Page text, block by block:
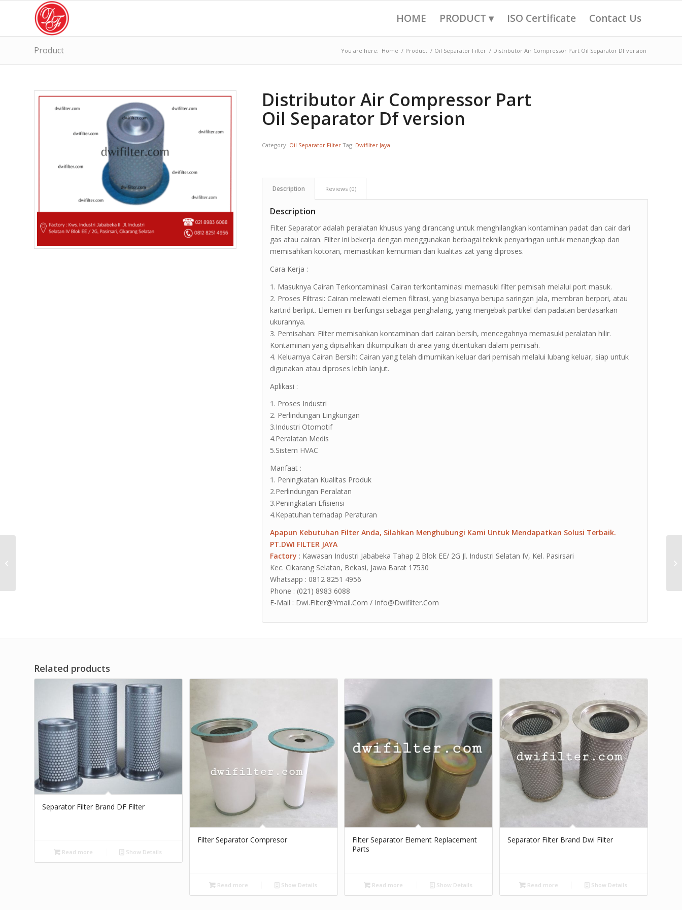
HOME PRODUCT ▾ ISO Certificate Contact Us
Product You are here: Home / Product / Oil Separator Filter / Distributor Air Compressor Part Oil Separator Df version
Distributor Air Compressor Part
Oil Separator Df version
Category: Oil Separator Filter Tag: Dwifilter Jaya
Description Reviews (0)
Description
Filter Separator adalah peralatan khusus yang dirancang untuk menghilangkan kontaminan padat dan cair dari
gas atau cairan. Filter ini bekerja dengan menggunakan berbagai teknik penyaringan untuk menangkap dan
memisahkan kotoran, memastikan kemurnian dan kualitas zat yang diproses.
Cara Kerja :
1. Masuknya Cairan Terkontaminasi: Cairan terkontaminasi memasuki filter pemisah melalui port masuk.
2. Proses Filtrasi: Cairan melewati elemen filtrasi, yang biasanya berupa saringan jala, membran berpori, atau
kartrid berlipit. Elemen ini berfungsi sebagai penghalang, yang menjebak partikel dan padatan berdasarkan
ukurannya.
3. Pemisahan: Filter memisahkan kontaminan dari cairan bersih, mencegahnya memasuki peralatan hilir.
Kontaminan yang dipisahkan dikumpulkan di area yang ditentukan dalam pemisah.
4. Keluarnya Cairan Bersih: Cairan yang telah dimurnikan keluar dari pemisah melalui lubang keluar, siap untuk
digunakan atau diproses lebih lanjut.
Aplikasi :
1. Proses Industri
2. Perlindungan Lingkungan
3.Industri Otomotif
4.Peralatan Medis
5.Sistem HVAC
Manfaat :
1. Peningkatan Kualitas Produk
2.Perlindungan Peralatan
3.Peningkatan Efisiensi
4.Kepatuhan terhadap Peraturan
Apapun Kebutuhan Filter Anda, Silahkan Menghubungi Kami Untuk Mendapatkan Solusi Terbaik.
PT.DWI FILTER JAYA
Factory : Kawasan Industri Jababeka Tahap 2 Blok EE/ 2G Jl. Industri Selatan IV, Kel. Pasirsari
Kec. Cikarang Selatan, Bekasi, Jawa Barat 17530
Whatsapp : 0812 8251 4956
Phone : (021) 8983 6088
E-Mail : Dwi.Filter@Ymail.Com / Info@Dwifilter.Com
Related products
Separator Filter Brand DF Filter
Read more Show Details
Filter Separator Compresor
Read more Show Details
Filter Separator Element Replacement
Parts
Read more Show Details
Separator Filter Brand Dwi Filter
Read more Show Details